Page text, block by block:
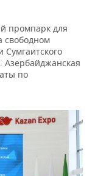
промпарк для
свободном
Азербайджанская
по